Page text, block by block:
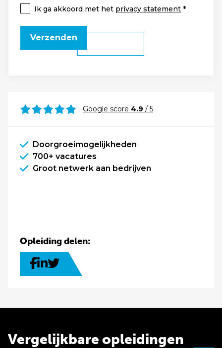
Ik ga akkoord met het privacy statement
Verzenden
Google score 4.9 / 5
Doorgroeimogelijkheden
700+ vacatures
Groot netwerk aan bedrijven
Opleiding delen:
Vergelijkbare opleidingen